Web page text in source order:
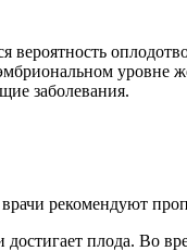
вероятность
заболевания.
рекомендуют
плода. Во